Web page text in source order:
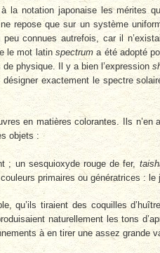
la nota­tion japonaise les mérites
repose que sur un système
connues autrefois, car il
le mot latinspectrum a été adopté
physique. Il y a bien l’expression
exactement le spectre
en matières colorantes. Ils n’en
objets :
; un sesquioxyde rouge de fer,
primaires ou génératrices : le
qu’ils tiraient des coquilles
naturellement les tons
à en tirer une assez grande